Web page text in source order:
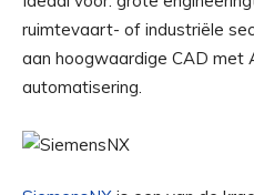
ruimtevaart- of industriële
aan hoogwaardige CAD met
automatisering.